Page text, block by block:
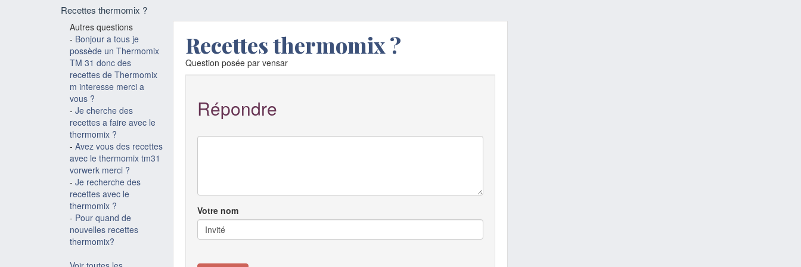
Recettes thermomix ?
Recettes thermomix ?
Question posée par vensar
Répondre
Votre nom
Autres questions
- Bonjour a tous je
possède un Thermomix
TM 31 donc des
recettes de Thermomix
m interesse merci a
vous ?
- Je cherche des
recettes a faire avec le
thermomix ?
- Avez vous des recettes
avec le thermomix tm31
vorwerk merci ?
- Je recherche des
recettes avec le
thermomix ?
- Pour quand de
nouvelles recettes
thermomix?